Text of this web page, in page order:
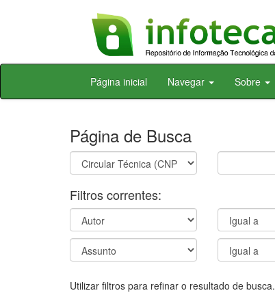
Skip
Página inicial Navegar Sobre
Página de Busca
Filtros correntes:
Utilizar filtros para refinar o resultado de busca.